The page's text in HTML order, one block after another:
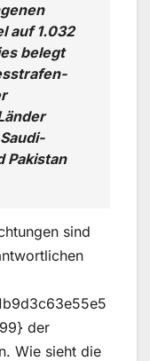
auf 1.032
belegt
Pakistan
sind
der
Wie sieht die